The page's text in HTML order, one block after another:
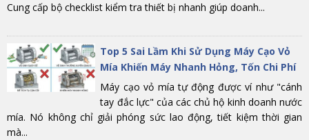
Cung cấp bộ checklist kiểm tra thiết bị nhanh giúp doanh...
Top 5 Sai Lầm Khi Sử Dụng Máy Cạo Vỏ
Mía Khiến Máy Nhanh Hỏng, Tốn Chi Phí
Máy cạo vỏ mía tự động được ví như "cánh
tay đắc lực" của các chủ hộ kinh doanh nước
mía. Nó không chỉ giải phóng sức lao động, tiết kiệm thời gian
mà...